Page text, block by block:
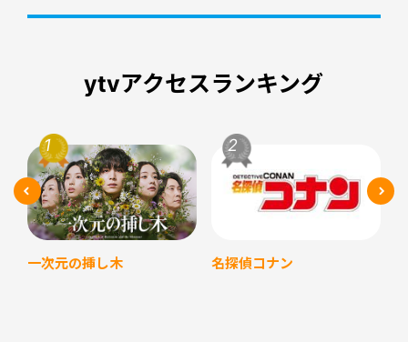
ytvアクセスランキング
一次元の挿し木 名探偵コナン